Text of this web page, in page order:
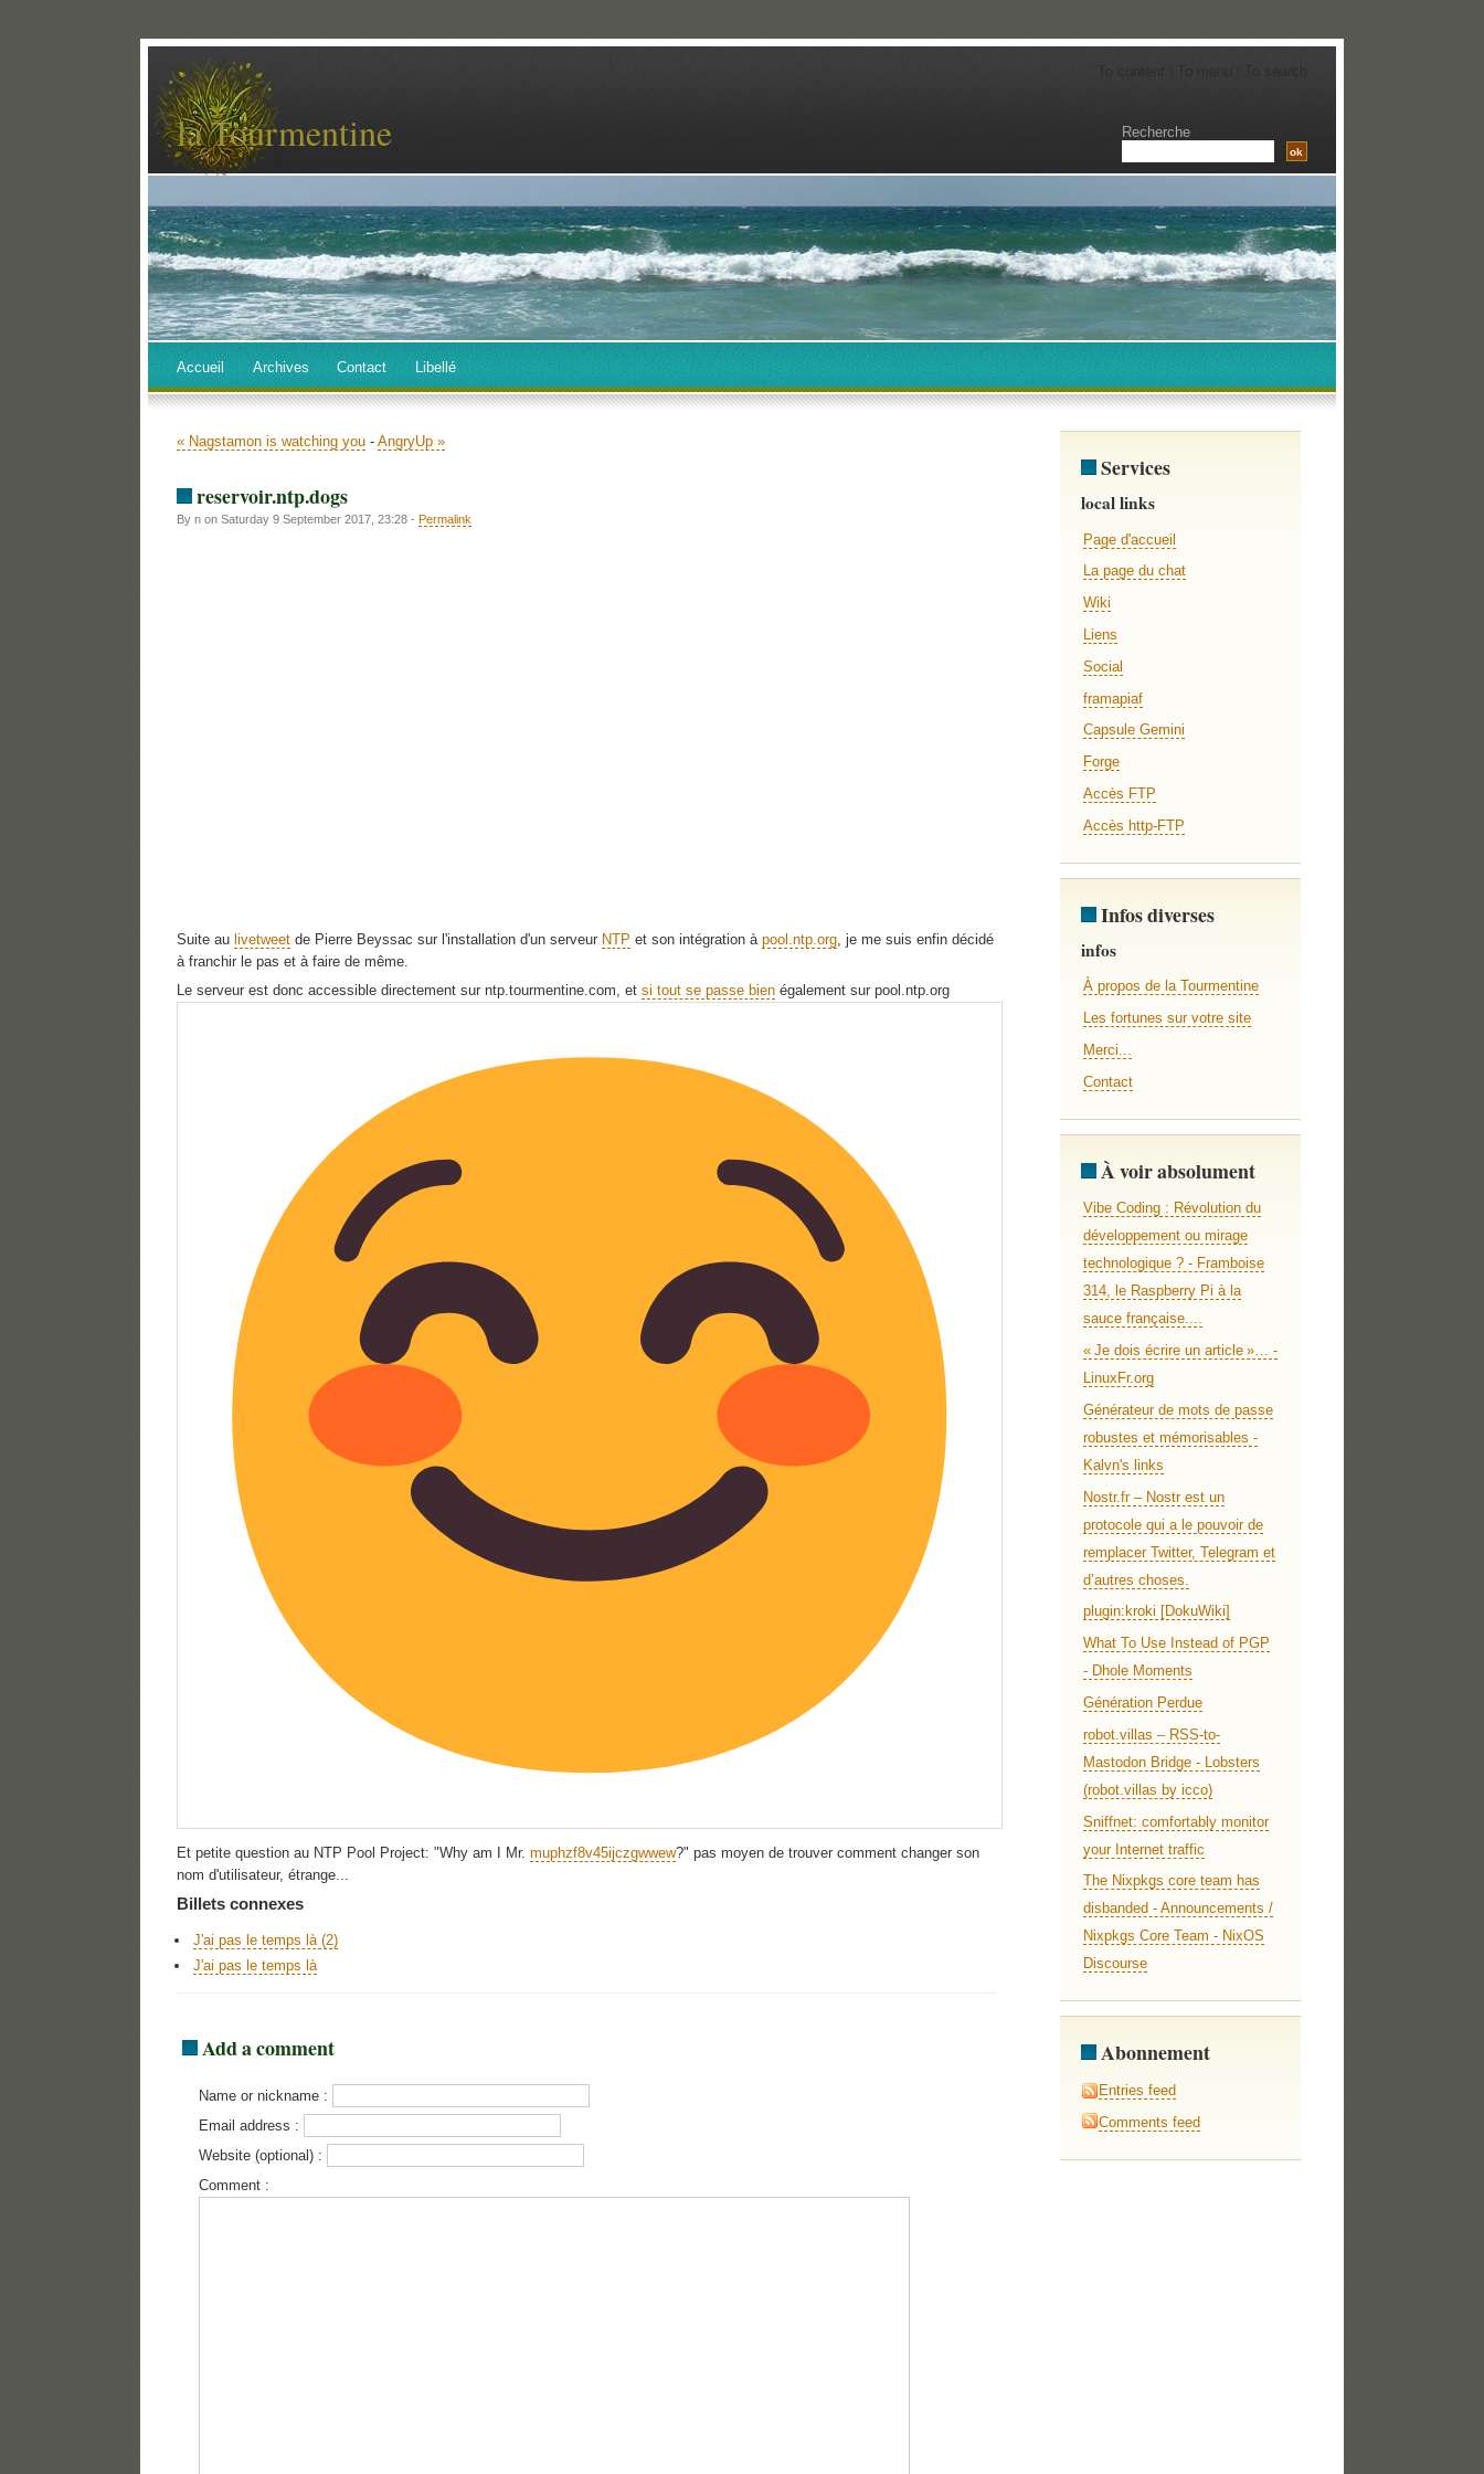
la Tourmentine Recherche
Accueil Archives Contact Libellé
« Nagstamon is watching you - AngryUp »
reservoir.ntp.dogs
By n on Saturday 9 September 2017, 23:28 - Permalink
Suite au livetweet de Pierre Beyssac sur l'installation d'un serveur NTP et son intégration à pool.ntp.org, je me suis enfin décidé
à franchir le pas et à faire de même.
Le serveur est donc accessible directement sur ntp.tourmentine.com, et si tout se passe bien également sur pool.ntp.org
Et petite question au NTP Pool Project: "Why am I Mr. muphzf8v45ijczgwwew?" pas moyen de trouver comment changer son
nom d'utilisateur, étrange...
Billets connexes
J'ai pas le temps là (2)
J'ai pas le temps là
Add a comment
Name or nickname :
Email address :
Website (optional) :
Comment :
Services
local links
Page d'accueil
La page du chat
Wiki
Liens
Social
framapiaf
Capsule Gemini
Forge
Accès FTP
Accès http-FTP
Infos diverses
infos
À propos de la Tourmentine
Les fortunes sur votre site
Merci...
Contact
À voir absolument
Vibe Coding : Révolution du
développement ou mirage
technologique ? - Framboise
314, le Raspberry Pi à la
sauce française....
« Je dois écrire un article »… -
LinuxFr.org
Générateur de mots de passe
robustes et mémorisables -
Kalvn's links
Nostr.fr – Nostr est un
protocole qui a le pouvoir de
remplacer Twitter, Telegram et
d’autres choses.
plugin:kroki [DokuWiki]
What To Use Instead of PGP
- Dhole Moments
Génération Perdue
robot.villas – RSS-to-
Mastodon Bridge - Lobsters
(robot.villas by icco)
Sniffnet: comfortably monitor
your Internet traffic
The Nixpkgs core team has
disbanded - Announcements /
Nixpkgs Core Team - NixOS
Discourse
Abonnement
Entries feed
Comments feed